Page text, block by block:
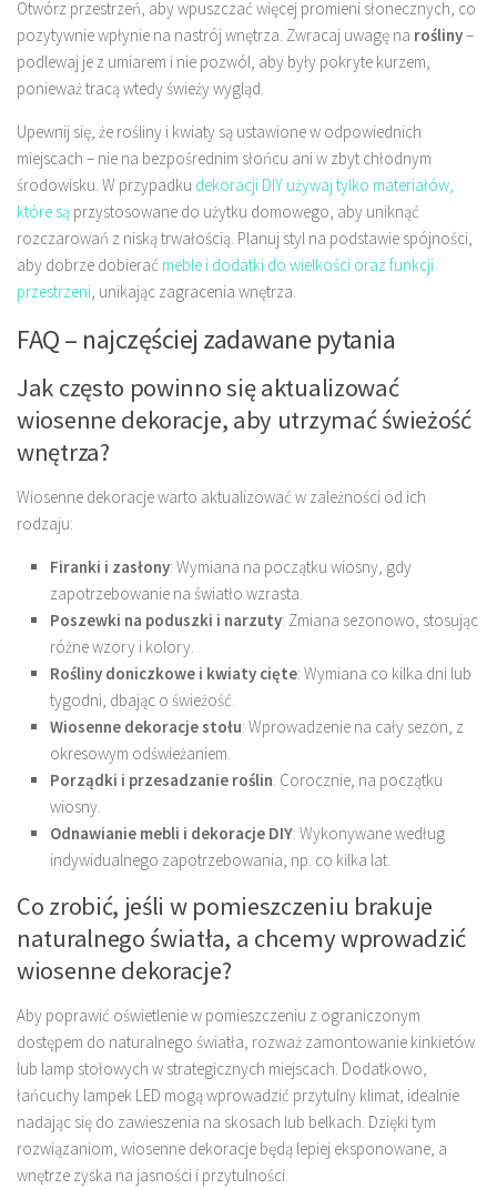
Otwórz przestrzeń, aby wpuszczać więcej promieni słonecznych, co
pozytywnie wpłynie na nastrój wnętrza. Zwracaj uwagę na rośliny–
podlewaj je z umiarem i nie pozwól, aby były pokryte kurzem,
ponieważ tracą wtedy świeży wygląd.
Upewnij się, że rośliny i kwiaty są ustawione w odpowiednich
miejscach – nie na bezpośrednim słońcu ani w zbyt chłodnym
środowisku. W przypadku dekoracji DIY używaj tylko materiałów,
które są przystosowane do użytku domowego, aby uniknąć
rozczarowań z niską trwałością. Planuj styl na podstawie spójności,
aby dobrze dobierać meble i dodatki do wielkości oraz funkcji
przestrzeni, unikając zagracenia wnętrza.
FAQ – najczęściej zadawane pytania
Jak często powinno się aktualizować
wiosenne dekoracje, aby utrzymać świeżość
wnętrza?
Wiosenne dekoracje warto aktualizować w zależności od ich
rodzaju:
Firanki i zasłony: Wymiana na początku wiosny, gdy
zapotrzebowanie na światło wzrasta.
Poszewki na poduszki i narzuty: Zmiana sezonowo, stosując
różne wzory i kolory.
Rośliny doniczkowe i kwiaty cięte: Wymiana co kilka dni lub
tygodni, dbając o świeżość.
Wiosenne dekoracje stołu: Wprowadzenie na cały sezon, z
okresowym odświeżaniem.
Porządki i przesadzanie roślin: Corocznie, na początku
wiosny.
Odnawianie mebli i dekoracje DIY: Wykonywane według
indywidualnego zapotrzebowania, np. co kilka lat.
Co zrobić, jeśli w pomieszczeniu brakuje
naturalnego światła, a chcemy wprowadzić
wiosenne dekoracje?
Aby poprawić oświetlenie w pomieszczeniu z ograniczonym
dostępem do naturalnego światła, rozważ zamontowanie kinkietów
lub lamp stołowych w strategicznych miejscach. Dodatkowo,
łańcuchy lampek LED mogą wprowadzić przytulny klimat, idealnie
nadając się do zawieszenia na skosach lub belkach. Dzięki tym
rozwiązaniom, wiosenne dekoracje będą lepiej eksponowane, a
wnętrze zyska na jasności i przytulności.